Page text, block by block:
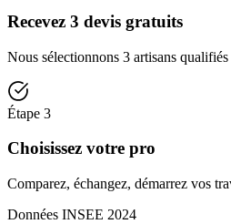
Recevez 3 devis gratuits
Nous sélectionnons 3 artisans
Étape 3
Choisissez votre pro
Comparez, échangez, démarrez vos
Données INSEE 2024